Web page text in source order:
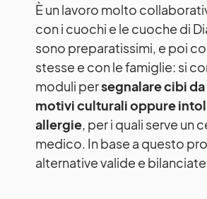
È un lavoro molto
con i cuochi e le cuoche di
sono preparatissimi, e poi
stesse e con le famiglie: si
moduli persegnalare cibi
motivi culturali oppure
allergie, per i quali serve un
medico. In base a questo
alternative valide e